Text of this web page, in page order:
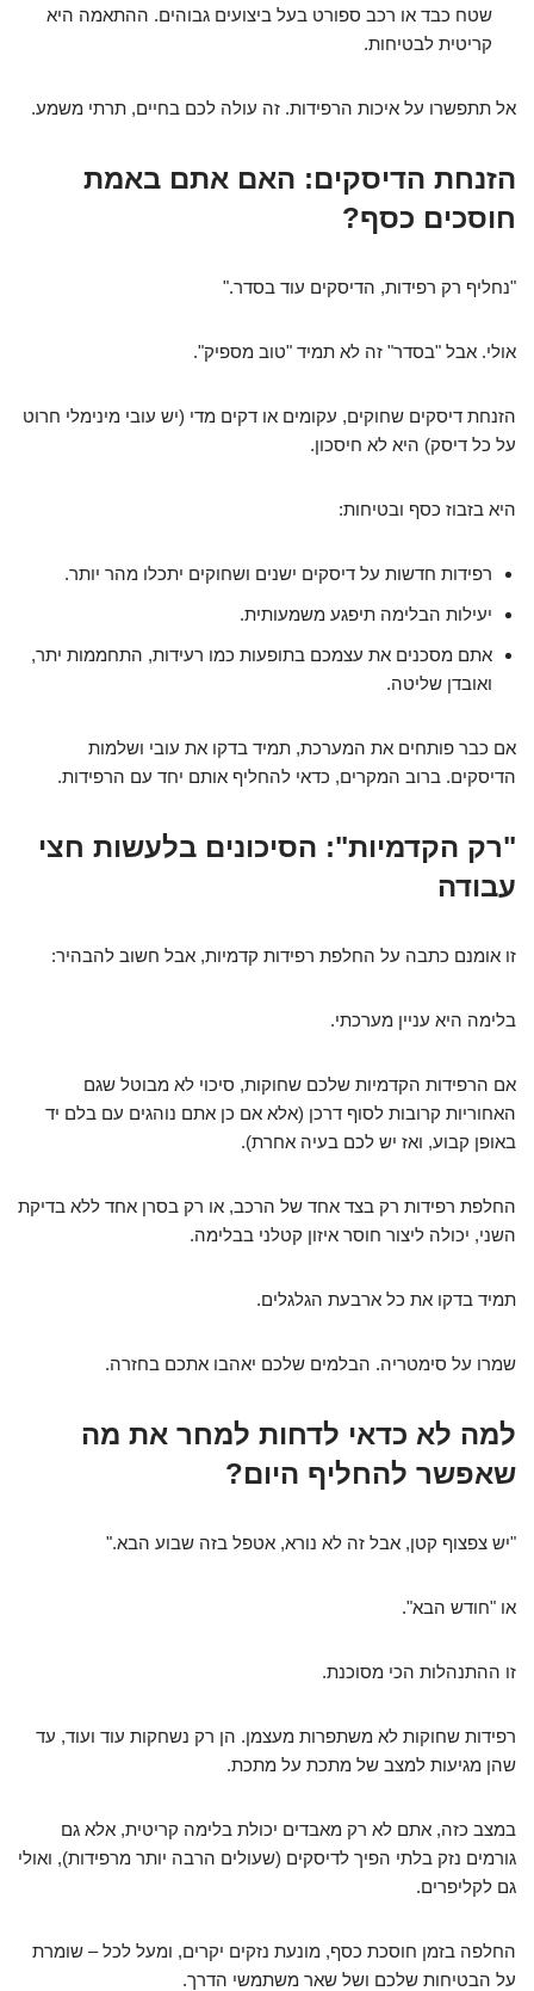
שטח כבד או רכב ספורט בעל ביצועים גבוהים. ההתאמה היא
קריטית לבטיחות.
אל תתפשרו על איכות הרפידות. זה עולה לכם בחיים, תרתי משמע.
הזנחת הדיסקים: האם אתם באמת
חוסכים כסף?
"נחליף רק רפידות, הדיסקים עוד בסדר."
אולי. אבל "בסדר" זה לא תמיד "טוב מספיק".
הזנחת דיסקים שחוקים, עקומים או דקים מדי (יש עובי מינימלי חרוט
על כל דיסק) היא לא חיסכון.
היא בזבוז כסף ובטיחות:
רפידות חדשות על דיסקים ישנים ושחוקים יתכלו מהר יותר.
יעילות הבלימה תיפגע משמעותית.
אתם מסכנים את עצמכם בתופעות כמו רעידות, התחממות יתר,
ואובדן שליטה.
אם כבר פותחים את המערכת, תמיד בדקו את עובי ושלמות
הדיסקים. ברוב המקרים, כדאי להחליף אותם יחד עם הרפידות.
"רק הקדמיות": הסיכונים בלעשות חצי
עבודה
זו אומנם כתבה על החלפת רפידות קדמיות, אבל חשוב להבהיר:
בלימה היא עניין מערכתי.
אם הרפידות הקדמיות שלכם שחוקות, סיכוי לא מבוטל שגם
האחוריות קרובות לסוף דרכן (אלא אם כן אתם נוהגים עם בלם יד
באופן קבוע, ואז יש לכם בעיה אחרת).
החלפת רפידות רק בצד אחד של הרכב, או רק בסרן אחד ללא בדיקת
השני, יכולה ליצור חוסר איזון קטלני בבלימה.
תמיד בדקו את כל ארבעת הגלגלים.
שמרו על סימטריה. הבלמים שלכם יאהבו אתכם בחזרה.
למה לא כדאי לדחות למחר את מה
שאפשר להחליף היום?
"יש צפצוף קטן, אבל זה לא נורא, אטפל בזה שבוע הבא."
או "חודש הבא".
זו ההתנהלות הכי מסוכנת.
רפידות שחוקות לא משתפרות מעצמן. הן רק נשחקות עוד ועוד, עד
שהן מגיעות למצב של מתכת על מתכת.
במצב כזה, אתם לא רק מאבדים יכולת בלימה קריטית, אלא גם
גורמים נזק בלתי הפיך לדיסקים (שעולים הרבה יותר מרפידות), ואולי
גם לקליפרים.
החלפה בזמן חוסכת כסף, מונעת נזקים יקרים, ומעל לכל – שומרת
על הבטיחות שלכם ושל שאר משתמשי הדרך.